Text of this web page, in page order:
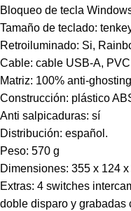
Bloqueo de tecla
Tamaño de teclado:
Retroiluminado: Si,
Cable: cable USB-A,
Matriz: 100% anti-
Construcción: plástico
Anti salpicaduras: sí
Distribución: español.
Peso: 570 g
Dimensiones: 355 x 124 x
Extras: 4 switches
doble disparo y grabadas